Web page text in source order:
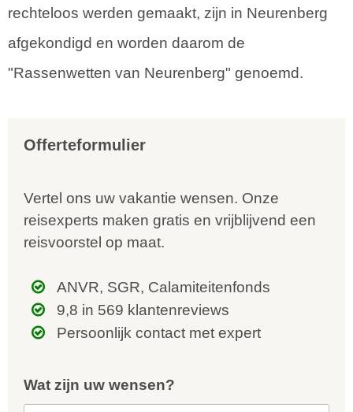
rechteloos werden gemaakt, zijn in Neurenberg
afgekondigd en worden daarom de
"Rassenwetten van Neurenberg" genoemd.
Offerteformulier
Vertel ons uw vakantie wensen. Onze
reisexperts maken gratis en vrijblijvend een
reisvoorstel op maat.
ANVR, SGR, Calamiteitenfonds
9,8 in 569 klantenreviews
Persoonlijk contact met expert
Wat zijn uw wensen?